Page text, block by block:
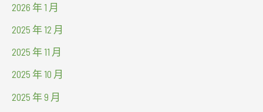
2026 年 1 月
2025 年 12 月
2025 年 11 月
2025 年 10 月
2025 年 9 月